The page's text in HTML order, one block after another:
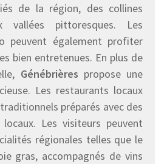
de la région, des collines
vallées pittoresques. Les
peuvent également profiter
bien entretenues. En plus de
Génébrières propose une
Les restaurants locaux
préparés avec des
Les visiteurs peuvent
régionales telles que le
gras, accompagnés de vins